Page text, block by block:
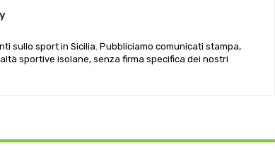
sullo sport in Sicilia. Pubbliciamo comunicati stampa,
sportive isolane, senza firma specifica dei nostri